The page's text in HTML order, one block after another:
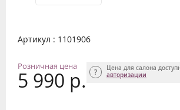
Артикул : 1101906
Розничная цена
5 990 р.
Цена для салона
авторизации